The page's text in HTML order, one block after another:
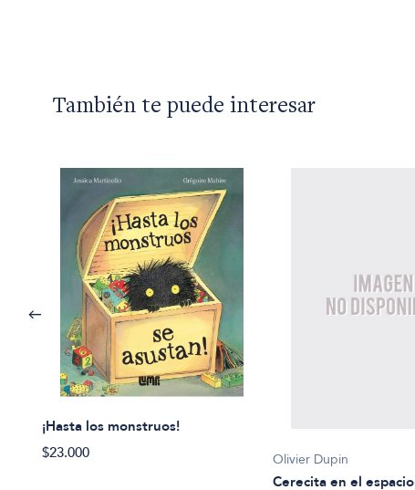
También te puede interesar
¡Hasta los monstruos!
$23.000
Olivier Dupin
Cerecita en el espacio